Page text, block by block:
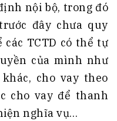
nội bộ, trong đó
đây chưa quy
TCTD có thể tự
của mình như
cho vay theo
cho vay để thanh
nghĩa vụ…